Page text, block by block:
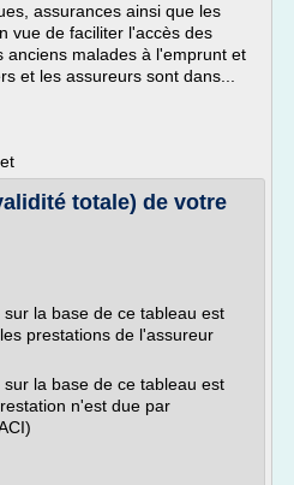
assurances ainsi que les
vue de faciliter l'accès des
anciens malades à l'emprunt et
et les assureurs sont dans...
totale) de votre
la base de ce tableau est
prestations de l'assureur
la base de ce tableau est
n'est due par